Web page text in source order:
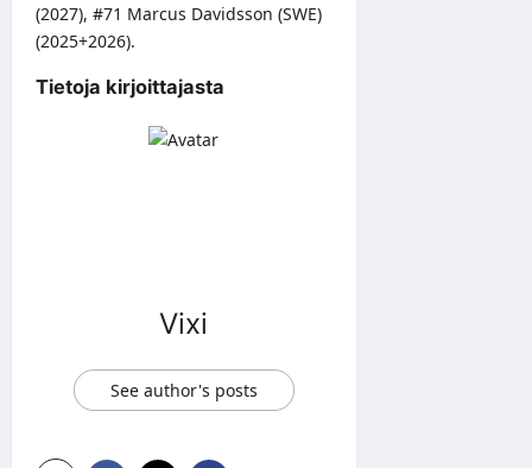
(2027), #71 Marcus Davidsson (SWE)
(2025+2026).
Tietoja kirjoittajasta
Vixi
See author's posts